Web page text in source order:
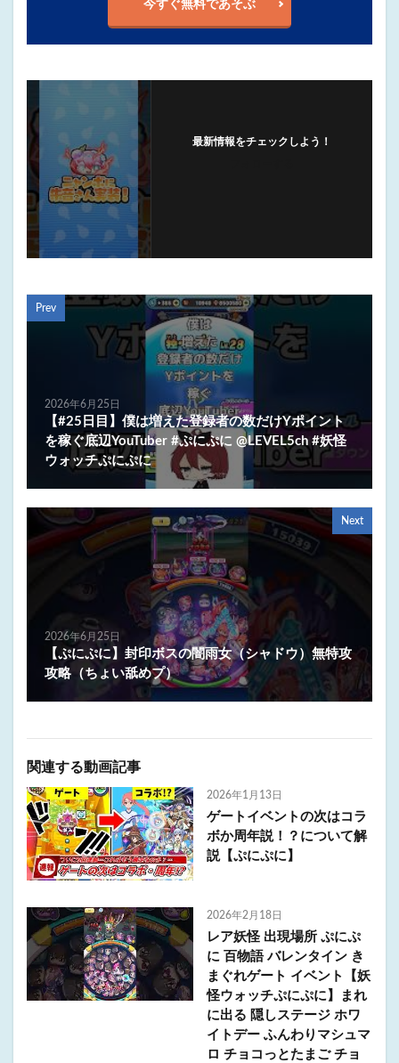
今すぐ無料であそぶ
最新情報をチェックしよう！
Prev
2026年6月25日
【#25日目】僕は増えた登録者の数だけYポイント
を稼ぐ底辺YouTuber #ぷにぷに @LEVEL5ch #妖怪
ウォッチぷにぷに
Next
2026年6月25日
【ぷにぷに】封印ボスの闇雨女（シャドウ）無特攻
攻略（ちょい舐めプ）
関連する動画記事
2026年1月13日
ゲートイベントの次はコラ
ボか周年説！？について解
説【ぷにぷに】
2026年2月18日
レア妖怪 出現場所 ぷにぷ
に 百物語 バレンタイン き
まぐれゲート イベント【妖
怪ウォッチぷにぷに】まれ
に出る 隠しステージ ホワ
イトデー ふんわりマシュマ
ロ チョコっとたまご チョ